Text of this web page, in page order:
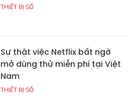
THIẾT BỊ SỐ
Sự thật việc Netflix bất ngờ
mở dùng thử miễn phí tại Việt
Nam
THIẾT BỊ SỐ